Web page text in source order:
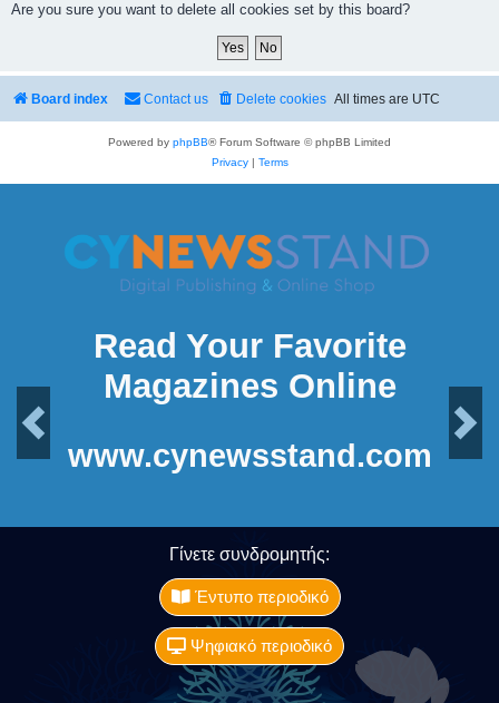
Are you sure you want to delete all cookies set by this board?
Board index All times are UTC
Delete cookies
Contact us
Powered by phpBB® Forum Software © phpBB Limited
Privacy| Terms
Read Your Favorite
Magazines Online
Next
www.cynewsstand.com
Γίνετε συνδρομητής:
Έντυπο περιοδικό
Ψηφιακό περιοδικό